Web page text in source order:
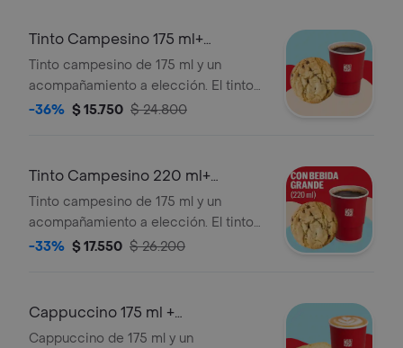
Tinto Campesino 175 ml+
Acompañamiento
Tinto campesino de 175 ml y un
acompañamiento a elección. El tinto
contiene panela, canela y clavos.
-36% $ 15.750 $ 24.800
Tinto Campesino 220 ml+
Acompañamiento
Tinto campesino de 175 ml y un
acompañamiento a elección. El tinto
contiene panela, canela y clavos.
-33% $ 17.550 $ 26.200
Cappuccino 175 ml +
Acompañamiento
Cappuccino de 175 ml y un